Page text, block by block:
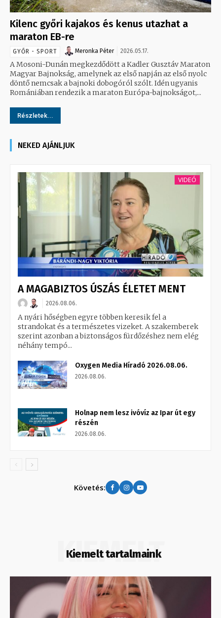
Kilenc győri kajakos és kenus utazhat a
maraton EB-re
GYŐR - SPORT Meronka Péter 2026.05.17.
A Mosoni-Dunán megkezdődött a Kadler Gusztáv Maraton
Magyar Bajnokság, amelynek az első napján az első nyolc
döntő nemcsak a bajnoki dobogóról szólt. Idén ugyanis
Romániában rendezik a maraton Európa-bajnokságot,...
Részletek...
NEKED AJÁNLJUK
VIDEÓ
A MAGABIZTOS ÚSZÁS ÉLETET MENT
2026.08.06.
A nyári hőségben egyre többen keresik fel a
strandokat és a természetes vizeket. A szakemberek
szerint azonban a biztonságos fürdőzéshez nem elég
néhány tempó...
Oxygen Media Híradó 2026.08.06.
2026.08.06.
Holnap nem lesz ivóvíz az Ipar út egy
részén
2026.08.06.
Követés:
Kiemelt tartalmaink
KIEMELT